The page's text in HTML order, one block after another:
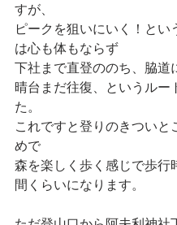
すが、
ピークを狙いにいく！とい
は心も体もならず
下社まで直登ののち、脇道
晴台まだ往復、というルー
た。
これですと登りのきついと
めで
森を楽しく歩く感じで歩行
間くらいになります。